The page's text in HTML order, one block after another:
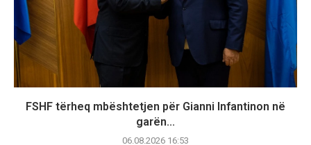
FSHF tërheq mbështetjen për Gianni Infantinon në
garën...
06.08.2026 16:53